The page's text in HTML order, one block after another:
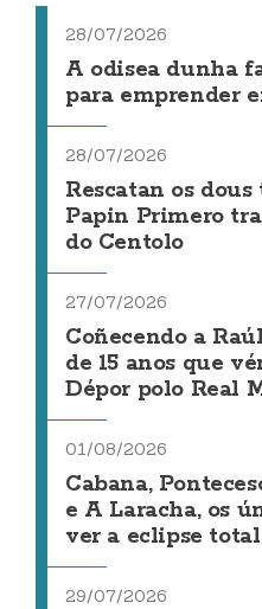
28/07/2026
A odisea dunha
para emprender
28/07/2026
Rescatan os
Papin Primero
do Centolo
27/07/2026
Coñecendo a
de 15 anos que
Dépor polo Real
01/08/2026
Cabana,
e A Laracha, os
ver a eclipse
29/07/2026